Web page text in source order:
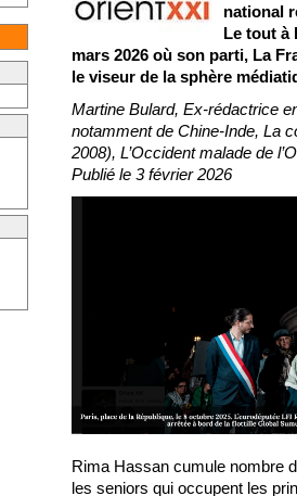
national
Le tout à
mars 2026 où son parti, La
le viseur de la sphère
Martine Bulard, Ex-rédactrice
notamment de Chine-Inde, La
2008), L’Occident malade de
Publié le 3 février 2026
Rima Hassan cumule nombre
les seniors qui occupent les